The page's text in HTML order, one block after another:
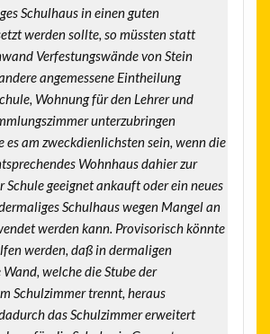
Schulhaus in einen guten
werden sollte, so müssten statt
Verfestungswände von Stein
angemessene Eintheilung
Wohnung für den Lehrer und
unterzubringen
es am zweckdienlichsten sein, wenn die
Wohnhaus dahier zur
Schule geeignet ankauft oder ein neues
Schulhaus wegen Mangel an
werden kann. Provisorisch könnte
werden, daß in dermaligen
welche die Stube der
Schulzimmer trennt, heraus
das Schulzimmer erweitert